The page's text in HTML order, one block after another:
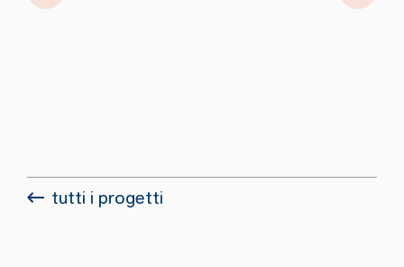
tutti i progetti